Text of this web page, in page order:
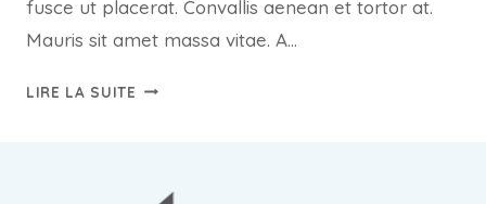
fusce ut placerat. Convallis aenean et tortor at.
Mauris sit amet massa vitae. A…
LIRE LA SUITE SED
OMNIS